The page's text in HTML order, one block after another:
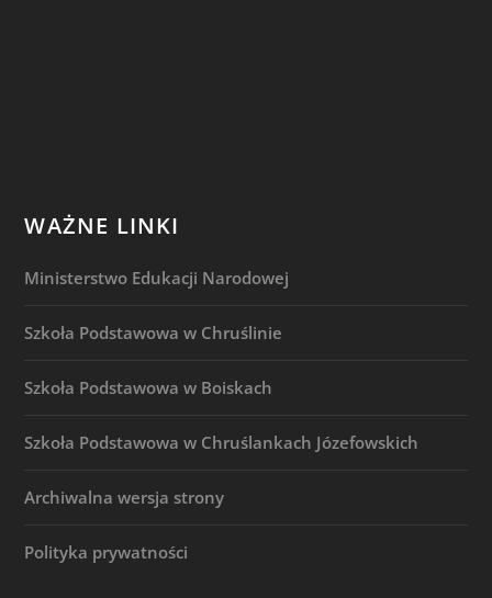
WAŻNE LINKI
Ministerstwo Edukacji Narodowej
Szkoła Podstawowa w Chruślinie
Szkoła Podstawowa w Boiskach
Szkoła Podstawowa w Chruślankach Józefowskich
Archiwalna wersja strony
Polityka prywatności